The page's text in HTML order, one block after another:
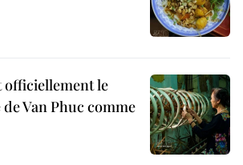
le
Van Phuc comme